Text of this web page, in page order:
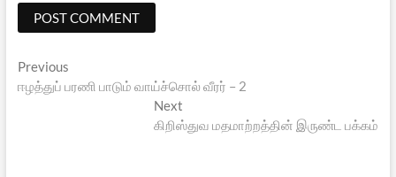
Post
navigation
PreviousPrevious
post:
ஈழத்துப் பரணி பாடும் வாய்ச்சொல் வீரர் – 2
Next
post:
கிறிஸ்துவ மதமாற்றத்தின் இருண்ட பக்கம்